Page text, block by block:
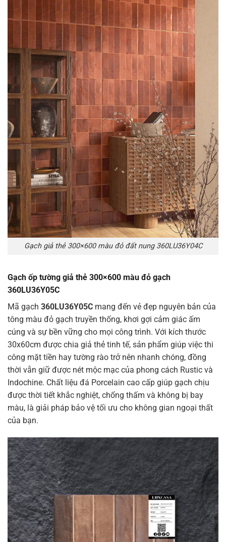
Gạch giả thẻ 300×600 màu đỏ đất nung 360LU36Y04C
Gạch ốp tường giả thẻ 300×600 màu đỏ gạch
360LU36Y05C
Mã gạch 360LU36Y05C mang đến vẻ đẹp nguyên bản của
tông màu đỏ gạch truyền thống, khơi gợi cảm giác ấm
cúng và sự bền vững cho mọi công trình. Với kích thước
30x60cm được chia giả thẻ tinh tế, sản phẩm giúp việc thi
công mặt tiền hay tường rào trở nên nhanh chóng, đồng
thời vẫn giữ được nét mộc mạc của phong cách Rustic và
Indochine. Chất liệu đá Porcelain cao cấp giúp gạch chịu
được thời tiết khắc nghiệt, chống thấm và không bị bay
màu, là giải pháp bảo vệ tối ưu cho không gian ngoại thất
của bạn.